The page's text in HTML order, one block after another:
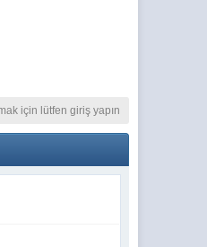
için lütfen giriş yapın